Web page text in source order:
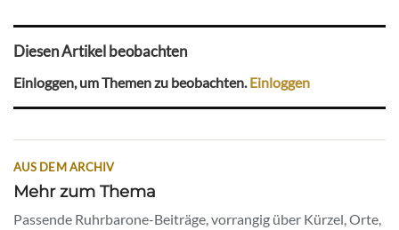
Diesen Artikel beobachten
Einloggen, um Themen zu beobachten.Einloggen
AUS DEM ARCHIV
Mehr zum Thema
Passende Ruhrbarone-Beiträge, vorrangig über Kürzel, Orte,